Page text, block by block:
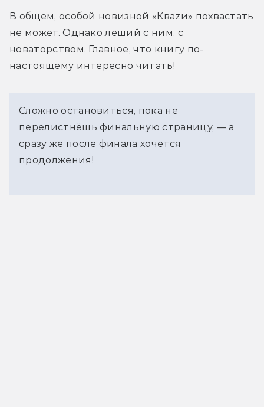
В общем, особой новизной «Кваzи» похвастать
не может. Однако леший с ним, с
новаторством. Главное, что книгу по-
настоящему интересно читать!
Сложно остановиться, пока не
перелистнёшь финальную страницу, — а
сразу же после финала хочется
продолжения!